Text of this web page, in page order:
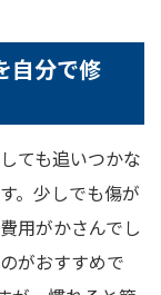
自分で修
ても追いつかな
。少しでも傷が
用がかさんでし
がおすすめで